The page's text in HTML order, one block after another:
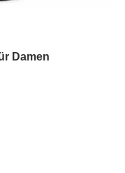
Damen